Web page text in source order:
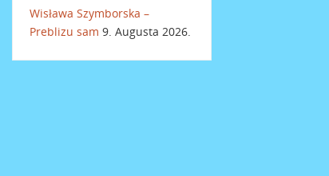
Wisława Szymborska –
Preblizu sam 9. Augusta 2026.